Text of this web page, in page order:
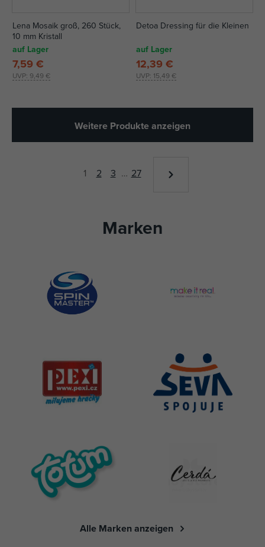
Lena Mosaik groß, 260 Stück,
10 mm Kristall
auf Lager
UVP: 9,49 €
7,59 €
Detoa Dressing für die Kleinen
auf Lager
UVP: 15,49 €
12,39 €
Weitere Produkte anzeigen
1 2 3 … 27
Marken
Alle Marken anzeigen